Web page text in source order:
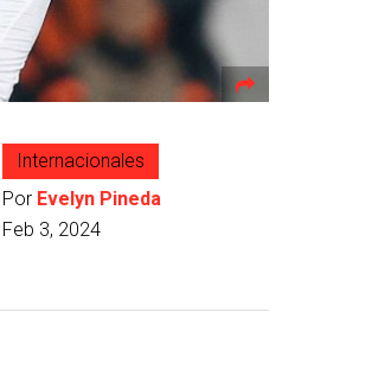
Internacionales
Por Evelyn Pineda
Feb 3, 2024